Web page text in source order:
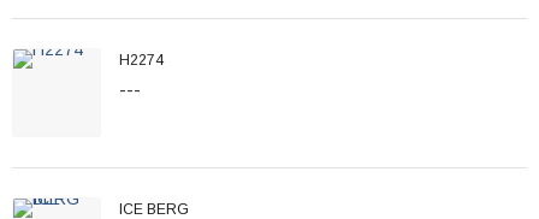
H2274
---
ICE BERG